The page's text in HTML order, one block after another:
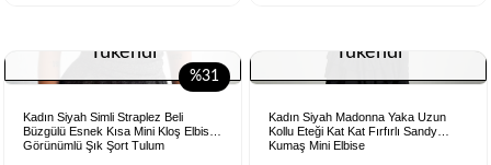
%31
Tükendi
Kadın Siyah Simli Straplez Beli
Büzgülü Esnek Kısa Mini Kloş Elbise
Görünümlü Şık Şort Tulum
Tükendi
Kadın Siyah Madonna Yaka Uzun
Kollu Eteği Kat Kat Fırfırlı Sandy
Kumaş Mini Elbise